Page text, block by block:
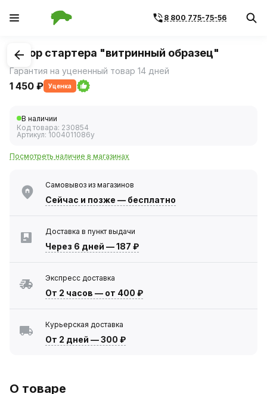
8 800 775-75-56
1/1
Ротор стартера "витринный образец"
Гарантия на уцененный товар 14 дней
1 450 ₽ Уценка
В наличии
Код товара: 230854
Артикул: 1004011086у
Посмотреть наличие в магазинах
Самовывоз из магазинов
Сейчас и позже — бесплатно
Доставка в пункт выдачи
Через 6 дней —187 ₽
Экспресс доставка
От 2 часов — от 400 ₽
Курьерская доставка
От 2 дней —300 ₽
О товаре